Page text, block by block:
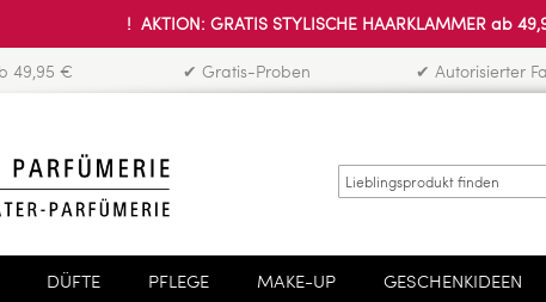
! AKTION: GRATIS STYLISCHE HAARKLAMMER ab
49,95 € ✔ Gratis-Proben ✔ Autorisierter
DÜFTE PFLEGE MAKE-UP GESCHENKIDEEN